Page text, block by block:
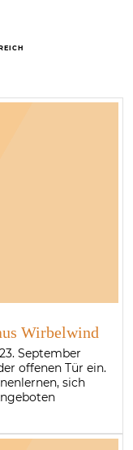
Wirbelwind
September
offenen Tür ein.
sich